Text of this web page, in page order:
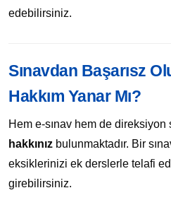
edebilirsiniz.
Sınavdan Başarısz
Hakkım Yanar Mı?
Hem e-sınav hem de direksiyon
hakkınız bulunmaktadır. Bir
eksiklerinizi ek derslerle telafi
girebilirsiniz.